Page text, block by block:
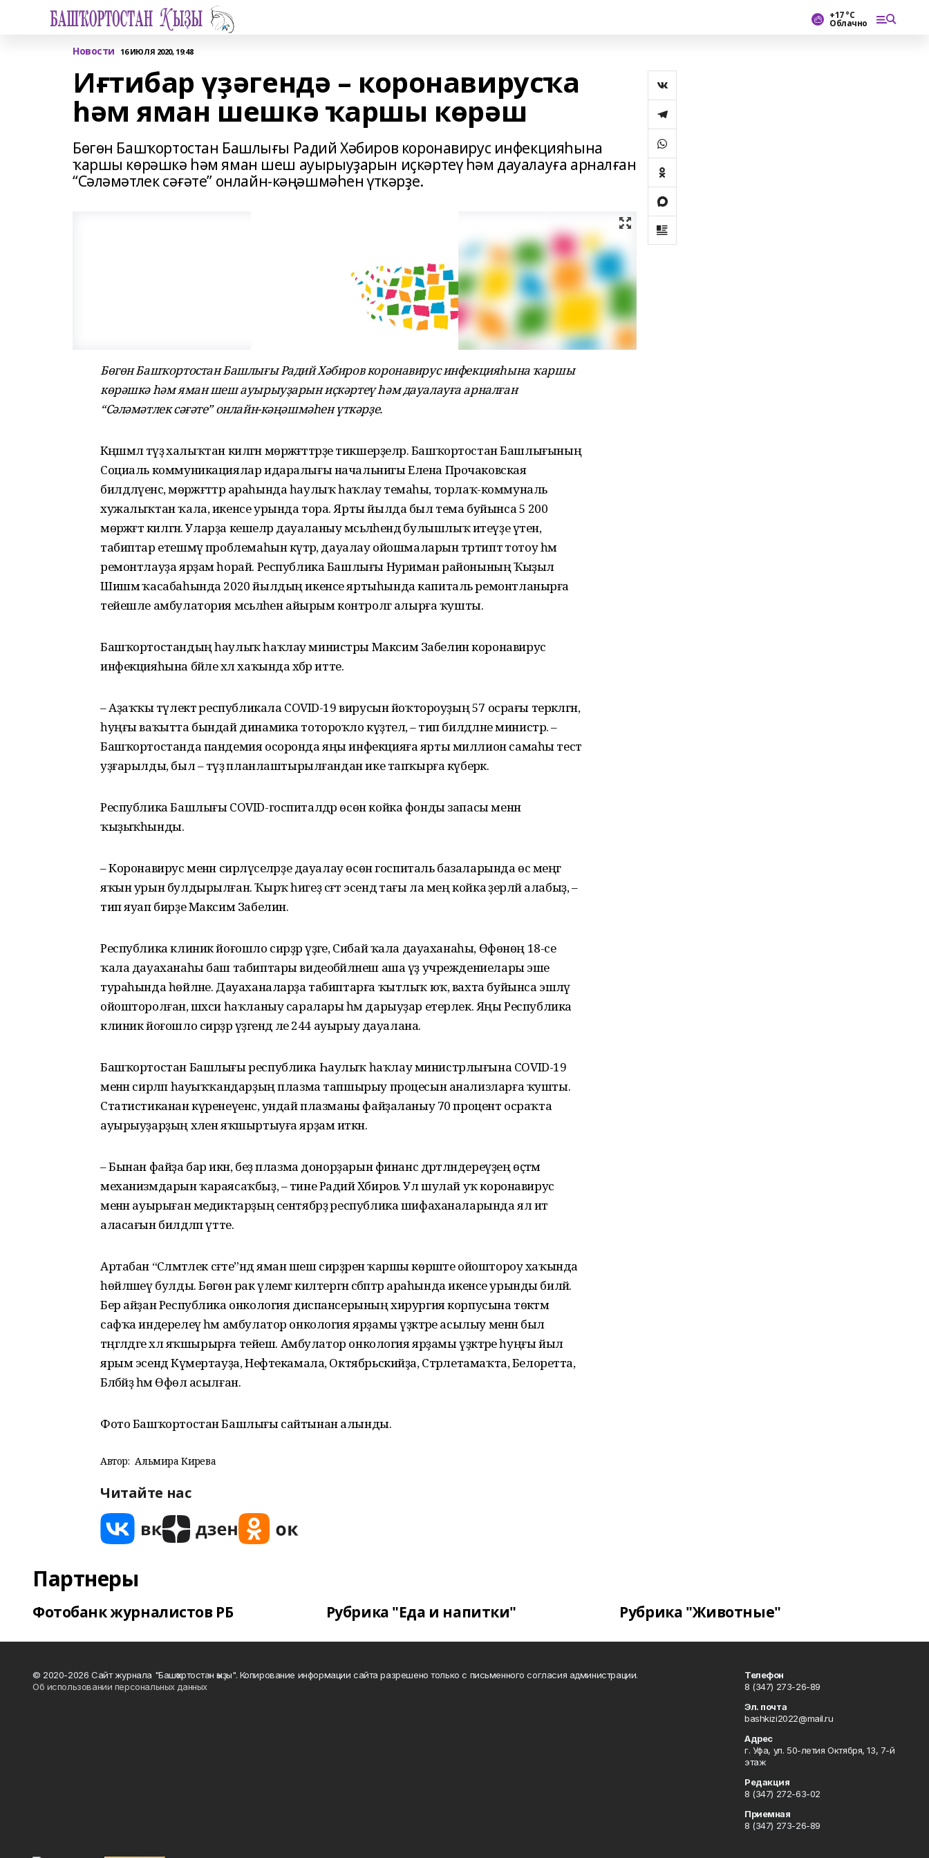
+17 °С
Облачно
Новости 16 ИЮЛЯ 2020, 19:48
Иғтибар үҙәгендә – коронавирусҡа
һәм яман шешкә ҡаршы көрәш
Бөгөн Башҡортостан Башлығы Радий Хәбиров коронавирус инфекцияһына
ҡаршы көрәшкә һәм яман шеш ауырыуҙарын иҫкәртеү һәм дауалауға арналған
“Сәләмәтлек сәғәте” онлайн-кәңәшмәһен үткәрҙе.
Бөгөн Башҡортостан Башлығы Радий Хәбиров коронавирус инфекцияһына ҡаршы
көрәшкә һәм яман шеш ауырыуҙарын иҫкәртеү һәм дауалауға арналған
“Сәләмәтлек сәғәте” онлайн-кәңәшмәһен үткәрҙе.
Кәңәшмәлә тәүҙә халыҡтан килгән мөрәжәғәттәрҙе тикшерҙеләр. Башҡортостан Башлығының
Социаль коммуникациялар идаралығы начальнигы Елена Прочаковская
билдәләүенсә, мөрәжәғәттәр араһында һаулыҡ һаҡлау темаһы, торлаҡ-коммуналь
хужалыҡтан ҡала, икенсе урында тора. Ярты йылда был тема буйынса 5 200
мөрәжәғәт килгән. Уларҙа кешеләр дауаланыу мәсьәләһендә булышлыҡ итеүҙе үтенә,
табиптар етешмәү проблемаһын күтәрә, дауалау ойошмаларын тәртиптә тотоу һәм
ремонтлауҙа ярҙам һорай. Республика Башлығы Нуриман районының Ҡыҙыл
Шишмә ҡасабаһында 2020 йылдың икенсе яртыһында капиталь ремонтланырға
тейешле амбулатория мәсьәләһен айырым контролгә алырға ҡушты.
Башҡортостандың һаулыҡ һаҡлау министры Максим Забелин коронавирус
инфекцияһына бәйле хәл хаҡында хәбәр итте.
– Аҙаҡҡы тәүлектә республикала COVID-19 вирусын йоҡтороуҙың 57 осрағы теркәлгән,
һуңғы ваҡытта бындай динамика тотороҡло күҙәтелә, – тип билдәләне министр. –
Башҡортостанда пандемия осоронда яңы инфекцияға ярты миллион самаһы тест
уҙғарылды, был – тәүҙә планлаштырылғандан ике тапҡырға күберәк.
Республика Башлығы COVID-госпиталдәр өсөн койка фонды запасы менән
ҡыҙыҡһынды.
– Коронавирус менән сирләүселәрҙе дауалау өсөн госпиталь базаларында өс меңгә
яҡын урын булдырылған. Ҡырҡ һигеҙ сәғәт эсендә тағы ла мең койка әҙерләй алабыҙ, –
тип яуап бирҙе Максим Забелин.
Республика клиник йоғошло сирҙәр үҙәге, Сибай ҡала дауаханаһы, Өфөнөң 18-се
ҡала дауаханаһы баш табиптары видеобәйләнеш аша үҙ учреждениелары эше
тураһында һөйләне. Дауаханаларҙа табиптарға ҡытлыҡ юҡ, вахта буйынса эшләү
ойошторолған, шәхси һаҡланыу саралары һәм дарыуҙар етерлек. Яңы Республика
клиник йоғошло сирҙәр үҙәгендә әле 244 ауырыу дауалана.
Башҡортостан Башлығы республика Һаулыҡ һаҡлау министрлығына COVID-19
менән сирләп һауыҡҡандарҙың плазма тапшырыу процесын анализларға ҡушты.
Статистиканан күренеүенсә, ундай плазманы файҙаланыу 70 процент осраҡта
ауырыуҙарҙың хәлен яҡшыртыуға ярҙам иткән.
– Бынан файҙа бар икән, беҙ плазма донорҙарын финанс дәртләндереүҙең өҫтәмә
механизмдарын ҡараясаҡбыҙ, – тине Радий Хәбиров. Ул шулай уҡ коронавирус
менән ауырыған медиктарҙың сентябрҙә республика шифаханаларында ял итә
аласағын билдәләп үтте.
Артабан “Сәләмәтлек сәғәте”ндә яман шеш сирҙәренә ҡаршы көрәште ойоштороу хаҡында
һөйләшеү булды. Бөгөн рак үлемгә килтергән сәбәптәр араһында икенсе урынды биләй.
Бер айҙан Республика онкология диспансерының хирургия корпусына төкәтмә
сафҡа индерелеү һәм амбулатор онкология ярҙамы үҙәктәре асылыу менән был
тәңгәлдәге хәл яҡшырырға тейеш. Амбулатор онкология ярҙамы үҙәктәре һуңғы йыл
ярым эсендә Күмертауҙа, Нефтекамала, Октябрьскийҙа, Стәрлетамаҡта, Белоретта,
Бәләбәйҙә һәм Өфөлә асылған.
Фото Башҡортостан Башлығы сайтынан алынды.
Автор: Альмира Кирәева
Читайте нас
Партнеры
Фотобанк журналистов РБ Рубрика "Еда и напитки" Рубрика "Животные"
© 2020-2026 Сайт журнала "Башҡортостан ҡыҙы". Копирование информации сайта разрешено только с письменного согласия администрации.
Об использовании персональных данных
Телефон
8 (347) 273-26-89
Эл. почта
bashkizi2022@mail.ru
Адрес
г. Уфа, ул. 50-летия Октября, 13, 7-й
этаж
Редакция
8 (347) 272-63-02
Приемная
8 (347) 273-26-89